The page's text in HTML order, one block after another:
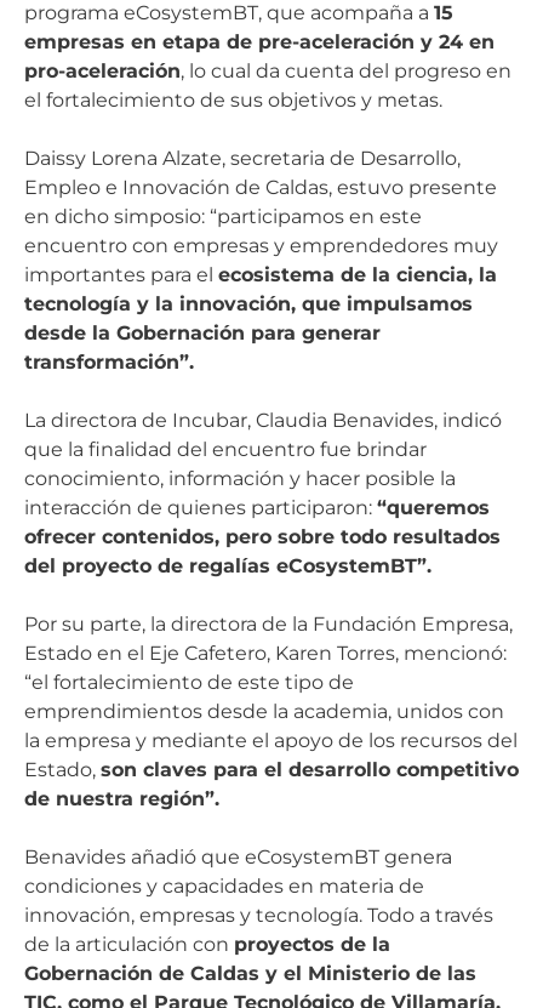
programa eCosystemBT, que acompaña a 15
empresas en etapa de pre-aceleración y 24 en
pro-aceleración, lo cual da cuenta del progreso en
el fortalecimiento de sus objetivos y metas.
Daissy Lorena Alzate, secretaria de Desarrollo,
Empleo e Innovación de Caldas, estuvo presente
en dicho simposio: “participamos en este
encuentro con empresas y emprendedores muy
importantes para el ecosistema de la ciencia, la
tecnología y la innovación, que impulsamos
desde la Gobernación para generar
transformación”.
La directora de Incubar, Claudia Benavides, indicó
que la finalidad del encuentro fue brindar
conocimiento, información y hacer posible la
interacción de quienes participaron: “queremos
ofrecer contenidos, pero sobre todo resultados
del proyecto de regalías eCosystemBT”.
Por su parte, la directora de la Fundación Empresa,
Estado en el Eje Cafetero, Karen Torres, mencionó:
“el fortalecimiento de este tipo de
emprendimientos desde la academia, unidos con
la empresa y mediante el apoyo de los recursos del
Estado, son claves para el desarrollo competitivo
de nuestra región”.
Benavides añadió que eCosystemBT genera
condiciones y capacidades en materia de
innovación, empresas y tecnología. Todo a través
de la articulación con proyectos de la
Gobernación de Caldas y el Ministerio de las
TIC, como el Parque Tecnológico de Villamaría,